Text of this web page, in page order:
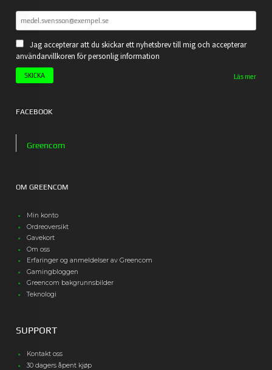
Jag accepterar att du skickar ett nyhetsbrev till mig och accepterar
användarvillkoren för personlig information
Läs mer
FACEBOOK
Greencom
OM GREENCOM
Min konto
Ordreoversikt
Gavekort
Om oss
Erfaringer og anmeldelser av Greencom
Gamingbloggen
Greencom bakgrunnsbilder
Teknologi
SUPPORT
Kontakt oss
30 dagers åpent kjøp